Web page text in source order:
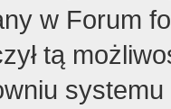
w Forum
tą